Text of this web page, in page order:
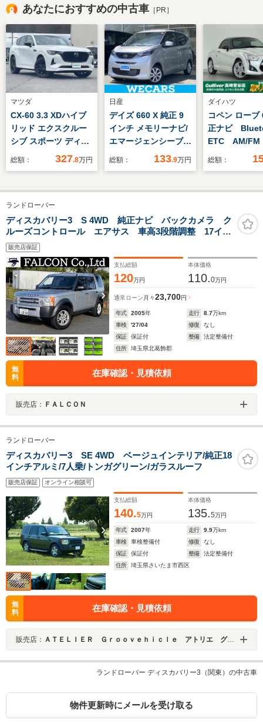
あなたにおすすめの中古車 ［PR］
マツダ
CX-60 3.3 XDハイブ
リッド エクスクルー
シブ スポーツ ディー
ゼルターボ 4WD
ト/BT/SD/TV/USB/HDMI/
パノラマサンルーフ/
電動リアゲー
ト/BOSE/全方位カメ
ラ/全席シートヒータ
ー/前席ベンチレーシ
ョン
総額： 327.8万円
日産
デイズ 660 X 純正 9
インチ メモリーナビ/
エマージェンシーブレ
ーキ/アラウンドビュ
ドランプ LED/USBジ
続/EBD付ABS
総額： 133.9万円
ダイハツ
コペン ローブ
正ナビ
ETC AM/
DTV スマ
ーター ハー
ット パワー
ウ パワステ
総額：
ランドローバー
ディスカバリー3 S 4WD 純正ナビ バックカメラ ク
ルーズコントロール エアサス 車高3段階調整 17イン
チアルミ 7人乗り オートエアコン 集中ドアロック
キーレスエントリー ハーマンカードンスピーカー 電
動サイドブレーキ
販売店保証
支払総額
120万円
本体価格
110.0万円
通常ローン 月々23,700円
年式 2005年 走行 8.7万km
車検
'27/04 修復
なし
保証
保証付 整備
法定整備付
住所
埼玉県北葛飾郡
無
料
在庫確認・見積依頼
販売店： ＦＡＬＣＯＮ
ランドローバー
ディスカバリー3 SE 4WD ベージュインテリア/純正18
インチアルミ/7人乗/トンガグリーン/ガラスルーフ
販売店保証 オンライン相談可
支払総額
140.5万円
本体価格
135.5万円
年式 2007年 走行 9.9万km
車検
車検整備付 修復
なし
保証
保証付 整備
法定整備付
住所
埼玉県さいたま市西区
無
料
在庫確認・見積依頼
販売店： ＡＴＥＬＩＥＲ Ｇｒｏｏｖｅｈｉｃｌｅ アトリエ グルービークル
ランドローバー ディスカバリー3（関東）の中古車
物件更新時にメールを受け取る